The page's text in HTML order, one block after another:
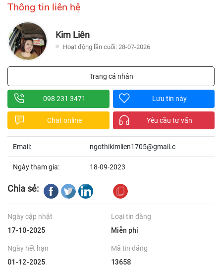
Thông tin liên hệ
Kim Liên
Hoạt động lần cuối: 28-07-2026
Trang cá nhân
098 231 3471 Lưu tin này
Chat online Yêu cầu tư vấn
Email: ngothikimlien1705@gmail.c
Ngày tham gia: 18-09-2023
Chia sẻ:
Ngày cập nhật
17-10-2025
Loại tin đăng
Miễn phí
Ngày hết hạn
01-12-2025
Mã tin đăng
13658